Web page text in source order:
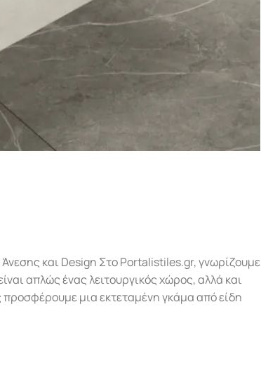
και Design Στο Portalistiles.gr, γνωρίζουμε
απλώς ένας λειτουργικός χώρος, αλλά και
μια εκτεταμένη γκάμα από είδη